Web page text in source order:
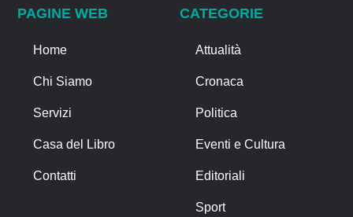
PAGINE WEB
Home
Chi Siamo
Servizi
Casa del Libro
Contatti
CATEGORIE
Attualità
Cronaca
Politica
Eventi e Cultura
Editoriali
Sport